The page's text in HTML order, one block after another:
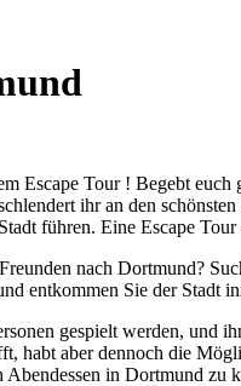
Escape Tour ! Begebt
ihr an den
führen. Eine Escape
nach Dortmund?
entkommen Sie der Stadt
gespielt werden, und
habt aber dennoch die
Abendessen in Dortmund